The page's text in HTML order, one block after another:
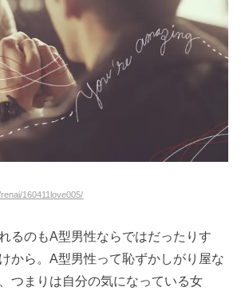
160411love005/
るのもA型男性ならではだったりす
から。A型男性って恥ずかしがり屋な
つまりは自分の気になっている女